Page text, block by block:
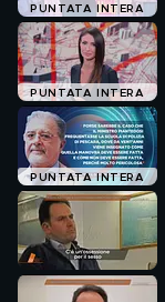
PUNTATA INTERA
PUNTATA INTERA
PUNTATA INTERA